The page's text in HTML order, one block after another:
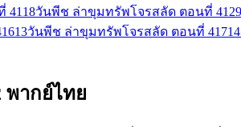
4118วันพีช ล่าขุมทรัพโจรสลัด ตอนที่ 4129
13วันพีช ล่าขุมทรัพโจรสลัด ตอนที่ 41714
พากย์ไทย